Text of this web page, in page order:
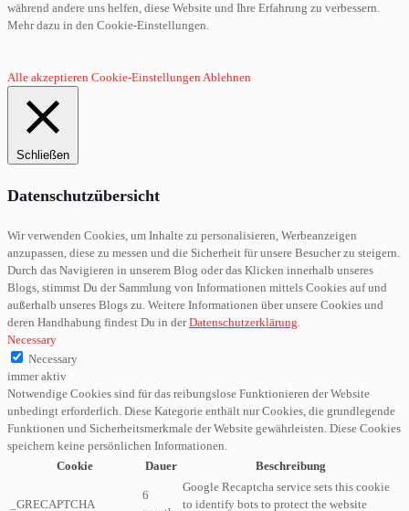
während andere uns helfen, diese Website und Ihre Erfahrung zu verbessern.
Mehr dazu in den Cookie-Einstellungen.
Alle akzeptieren Cookie-EinstellungenAblehnen
Schließen
Datenschutzübersicht
Wir verwenden Cookies, um Inhalte zu personalisieren, Werbeanzeigen
anzupassen, diese zu messen und die Sicherheit für unsere Besucher zu steigern.
Durch das Navigieren in unserem Blog oder das Klicken innerhalb unseres
Blogs, stimmst Du der Sammlung von Informationen mittels Cookies auf und
außerhalb unseres Blogs zu. Weitere Informationen über unsere Cookies und
deren Handhabung findest Du in derDatenschutzerklärung.
Necessary
Necessary
immer aktiv
Notwendige Cookies sind für das reibungslose Funktionieren der Website
unbedingt erforderlich. Diese Kategorie enthält nur Cookies, die grundlegende
Funktionen und Sicherheitsmerkmale der Website gewährleisten. Diese Cookies
speichern keine persönlichen Informationen.
Cookie
Dauer Beschreibung
_GRECAPTCHA
6
Google Recaptcha service sets this cookie
to identify bots to protect the website